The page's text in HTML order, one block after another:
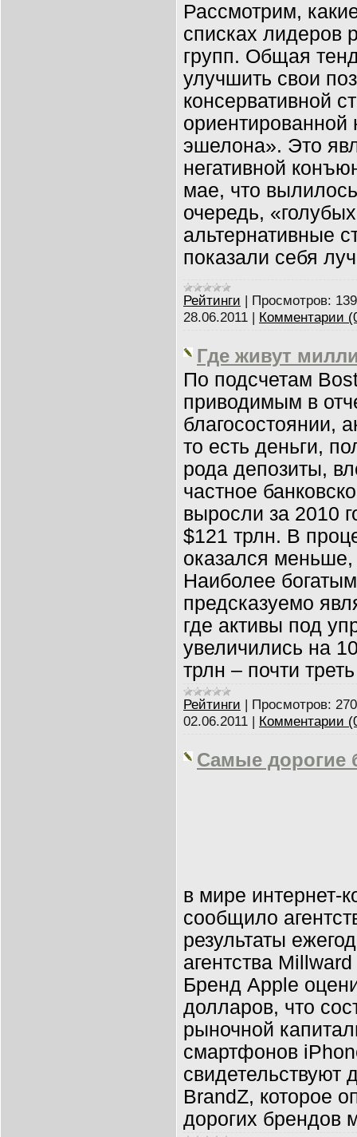
Рассмотрим,
списках лидеров
групп. Общая
улучшить свои
консервативной
ориентированной
эшелона». Это
негативной
мае, что
очередь,
альтернативные
показали себя
Рейтинги | Просмотров:
28.06.2011 | Комментарии
Где живут
По подсчетам
приводимым в
благосостоянии,
то есть деньги,
рода депозиты,
частное
выросли за 2010
$121 трлн. В
оказался
Наиболее
предсказуемо
где активы под
увеличились на
трлн – почти
Рейтинги | Просмотров:
02.06.2011 | Комментарии
Самые дорогие
в мире интернет-
сообщило
результаты
агентства
Бренд Apple
долларов, что
рыночной
смартфонов
свидетельствуют
BrandZ, которое
дорогих брендов